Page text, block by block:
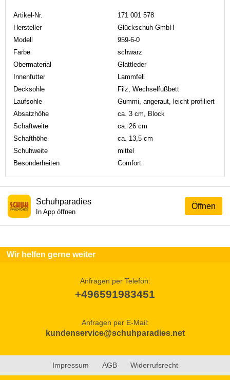
Artikel-Nr.
171 001 578
Hersteller
Glückschuh GmbH
Modell
959-6-0
Farbe
schwarz
Obermaterial
Glattleder
Innenfutter
Lammfell
Decksohle
Filz, Wechselfußbett
Laufsohle
Gummi, angeraut, leicht profiliert
Absatzhöhe
ca. 3 cm, Block
Schaftweite
ca. 26 cm
Schafthöhe
ca. 13,5 cm
Schuhweite
mittel
Besonderheiten
Comfort
Öffnen
Schuhparadies
In App öffnen
Wir helfen gerne weiter
Anfragen per Telefon:
+496591983451
Anfragen per E-Mail:
kundenservice@schuhparadies.net
Impressum AGB Widerrufsrecht